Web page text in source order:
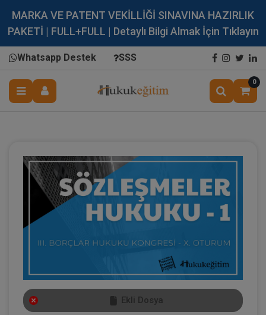
MARKA VE PATENT VEKİLLİĞİ SINAVINA HAZIRLIK
PAKETİ | FULL+FULL | Detaylı Bilgi Almak İçin Tıklayın
Whatsapp Destek SSS
0
Ekli Dosya